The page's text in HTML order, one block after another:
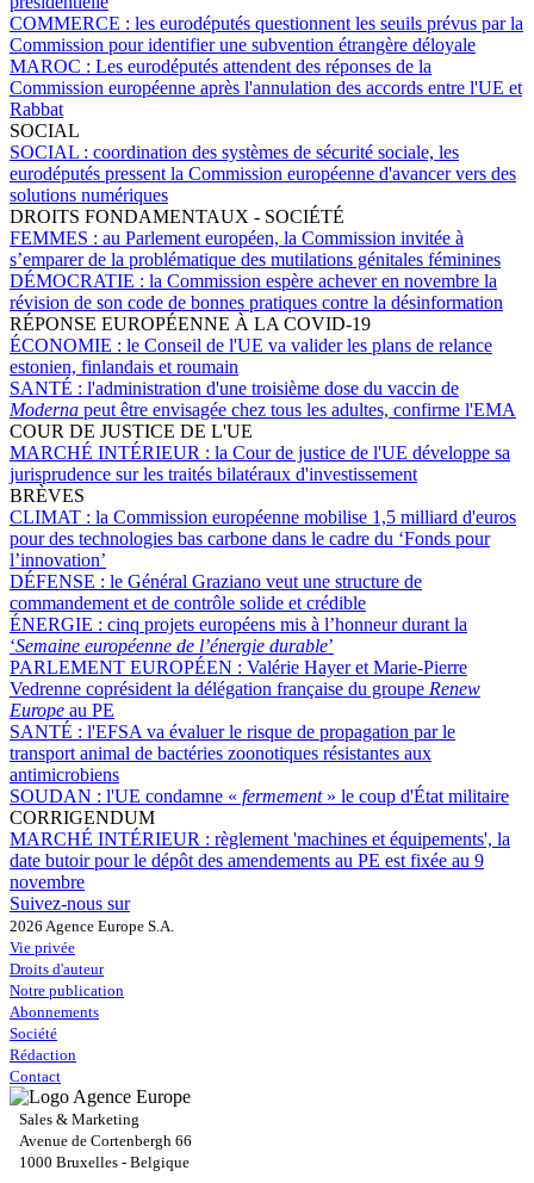
COMMERCE : les eurodéputés questionnent les seuils prévus par la
Commission pour identifier une subvention étrangère déloyale
MAROC : Les eurodéputés attendent des réponses de la
Commission européenne après l'annulation des accords entre l'UE et
Rabbat
SOCIAL
SOCIAL : coordination des systèmes de sécurité sociale, les
eurodéputés pressent la Commission européenne d'avancer vers des
solutions numériques
DROITS FONDAMENTAUX - SOCIÉTÉ
FEMMES : au Parlement européen, la Commission invitée à
s’emparer de la problématique des mutilations génitales féminines
DÉMOCRATIE : la Commission espère achever en novembre la
révision de son code de bonnes pratiques contre la désinformation
RÉPONSE EUROPÉENNE À LA COVID-19
ÉCONOMIE : le Conseil de l'UE va valider les plans de relance
estonien, finlandais et roumain
SANTÉ : l'administration d'une troisième dose du vaccin de
Moderna peut être envisagée chez tous les adultes, confirme l'EMA
COUR DE JUSTICE DE L'UE
MARCHÉ INTÉRIEUR : la Cour de justice de l'UE développe sa
jurisprudence sur les traités bilatéraux d'investissement
BRÈVES
CLIMAT : la Commission européenne mobilise 1,5 milliard d'euros
pour des technologies bas carbone dans le cadre du ‘Fonds pour
l’innovation’
DÉFENSE : le Général Graziano veut une structure de
commandement et de contrôle solide et crédible
ÉNERGIE : cinq projets européens mis à l’honneur durant la
‘Semaine européenne de l’énergie durable’
PARLEMENT EUROPÉEN : Valérie Hayer et Marie-Pierre
Vedrenne coprésident la délégation française du groupe Renew
Europe au PE
SANTÉ : l'EFSA va évaluer le risque de propagation par le
transport animal de bactéries zoonotiques résistantes aux
antimicrobiens
SOUDAN : l'UE condamne « fermement » le coup d'État militaire
CORRIGENDUM
MARCHÉ INTÉRIEUR : règlement 'machines et équipements', la
date butoir pour le dépôt des amendements au PE est fixée au 9
novembre
Suivez-nous sur
2026 Agence Europe S.A.
Vie privée
Droits d'auteur
Notre publication
Abonnements
Société
Rédaction
Contact
Sales & Marketing
Avenue de Cortenbergh 66
1000 Bruxelles - Belgique